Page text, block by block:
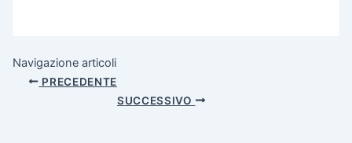
Navigazione articoli
PRECEDENTE
SUCCESSIVO